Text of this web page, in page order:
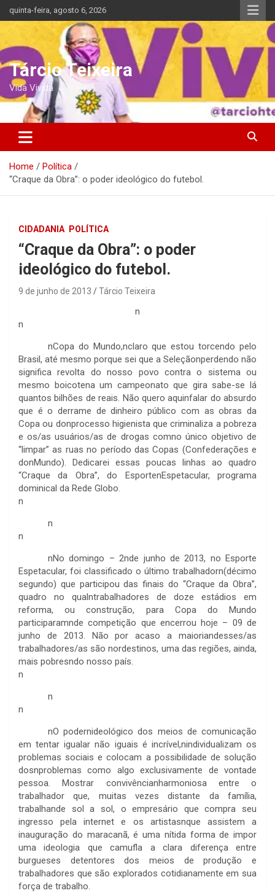
to
quinta-feira, agosto 6, 2026
Tárcio Teixeira
Vida Vivida
Home
Política
“Craque da Obra”: o poder ideológico do futebol.
CIDADANIA POLÍTICA
“Craque da Obra”: o poder
ideológico do futebol.
9 de junho de 2013 Tárcio Teixeira
n
n
nCopa do Mundo,nclaro que estou torcendo pelo
Brasil, até mesmo porque sei que a Seleçãonperdendo não
significa revolta do nosso povo contra o sistema ou
mesmo boicotena um campeonato que gira sabe-se lá
quantos bilhões de reais. Não quero aquinfalar do absurdo
que é o derrame de dinheiro público com as obras da
Copa ou donprocesso higienista que criminaliza a pobreza
e os/as usuários/as de drogas comno único objetivo de
“limpar” as ruas no período das Copas (Confederações e
donMundo). Dedicarei essas poucas linhas ao quadro
“Craque da Obra”, do EsportenEspetacular, programa
dominical da Rede Globo.
n
n
n
nNo domingo – 2nde junho de 2013, no Esporte
Espetacular, foi classificado o último trabalhadorn(décimo
segundo) que participou das finais do “Craque da Obra”,
quadro no qualntrabalhadores de doze estádios em
reforma, ou construção, para Copa do Mundo
participaramnde competição que encerrou hoje – 09 de
junho de 2013. Não por acaso a maioriandesses/as
trabalhadores/as são nordestinos, uma das regiões, ainda,
mais pobresndo nosso país.
n
n
n
nO podernideológico dos meios de comunicação
em tentar igualar não iguais é incrível,nindividualizam os
problemas sociais e colocam a possibilidade de solução
dosnproblemas como algo exclusivamente de vontade
pessoa. Mostrar convivêncianharmoniosa entre o
trabalhador que, muitas vezes distante da família,
trabalhande sol a sol, o empresário que compra seu
ingresso pela internet e os artistasnque assistem a
inauguração do maracanã, é uma nítida forma de impor
uma ideologia que camufla a clara diferença entre
burgueses detentores dos meios de produção e
trabalhadores que são explorados cotidianamente em sua
força de trabalho.